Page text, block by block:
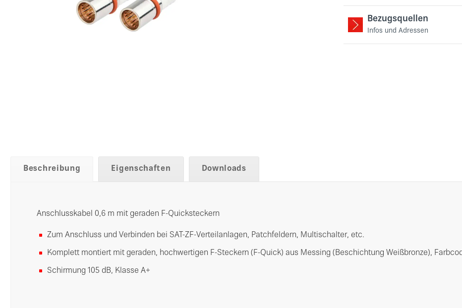
Bezugsquellen
Infos und Adressen
Beschreibung Eigenschaften Downloads
Anschlusskabel 0,6 m mit geraden F-Quicksteckern
Zum Anschluss und Verbinden bei SAT-ZF-Verteilanlagen, Patchfeldern, Multischalter, etc.
Komplett montiert mit geraden, hochwertigen F-Steckern (F-Quick) aus Messing (Beschichtung Weißbronze),
Schirmung 105 dB, Klasse A+